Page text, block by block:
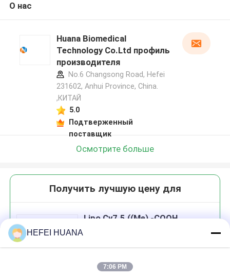
О нас
Huana Biomedical
Technology Co.Ltd профиль
производителя
No.6 Changsong Road, Hefei
231602, Anhui Province, China.
,КИТАЙ
5.0
Подтверженный
поставщик
Осмотрите больше
Получить лучшую цену для
Lipo Cy7.5 ((Me) -COOH
HEFEI HUANA
7:06 PM